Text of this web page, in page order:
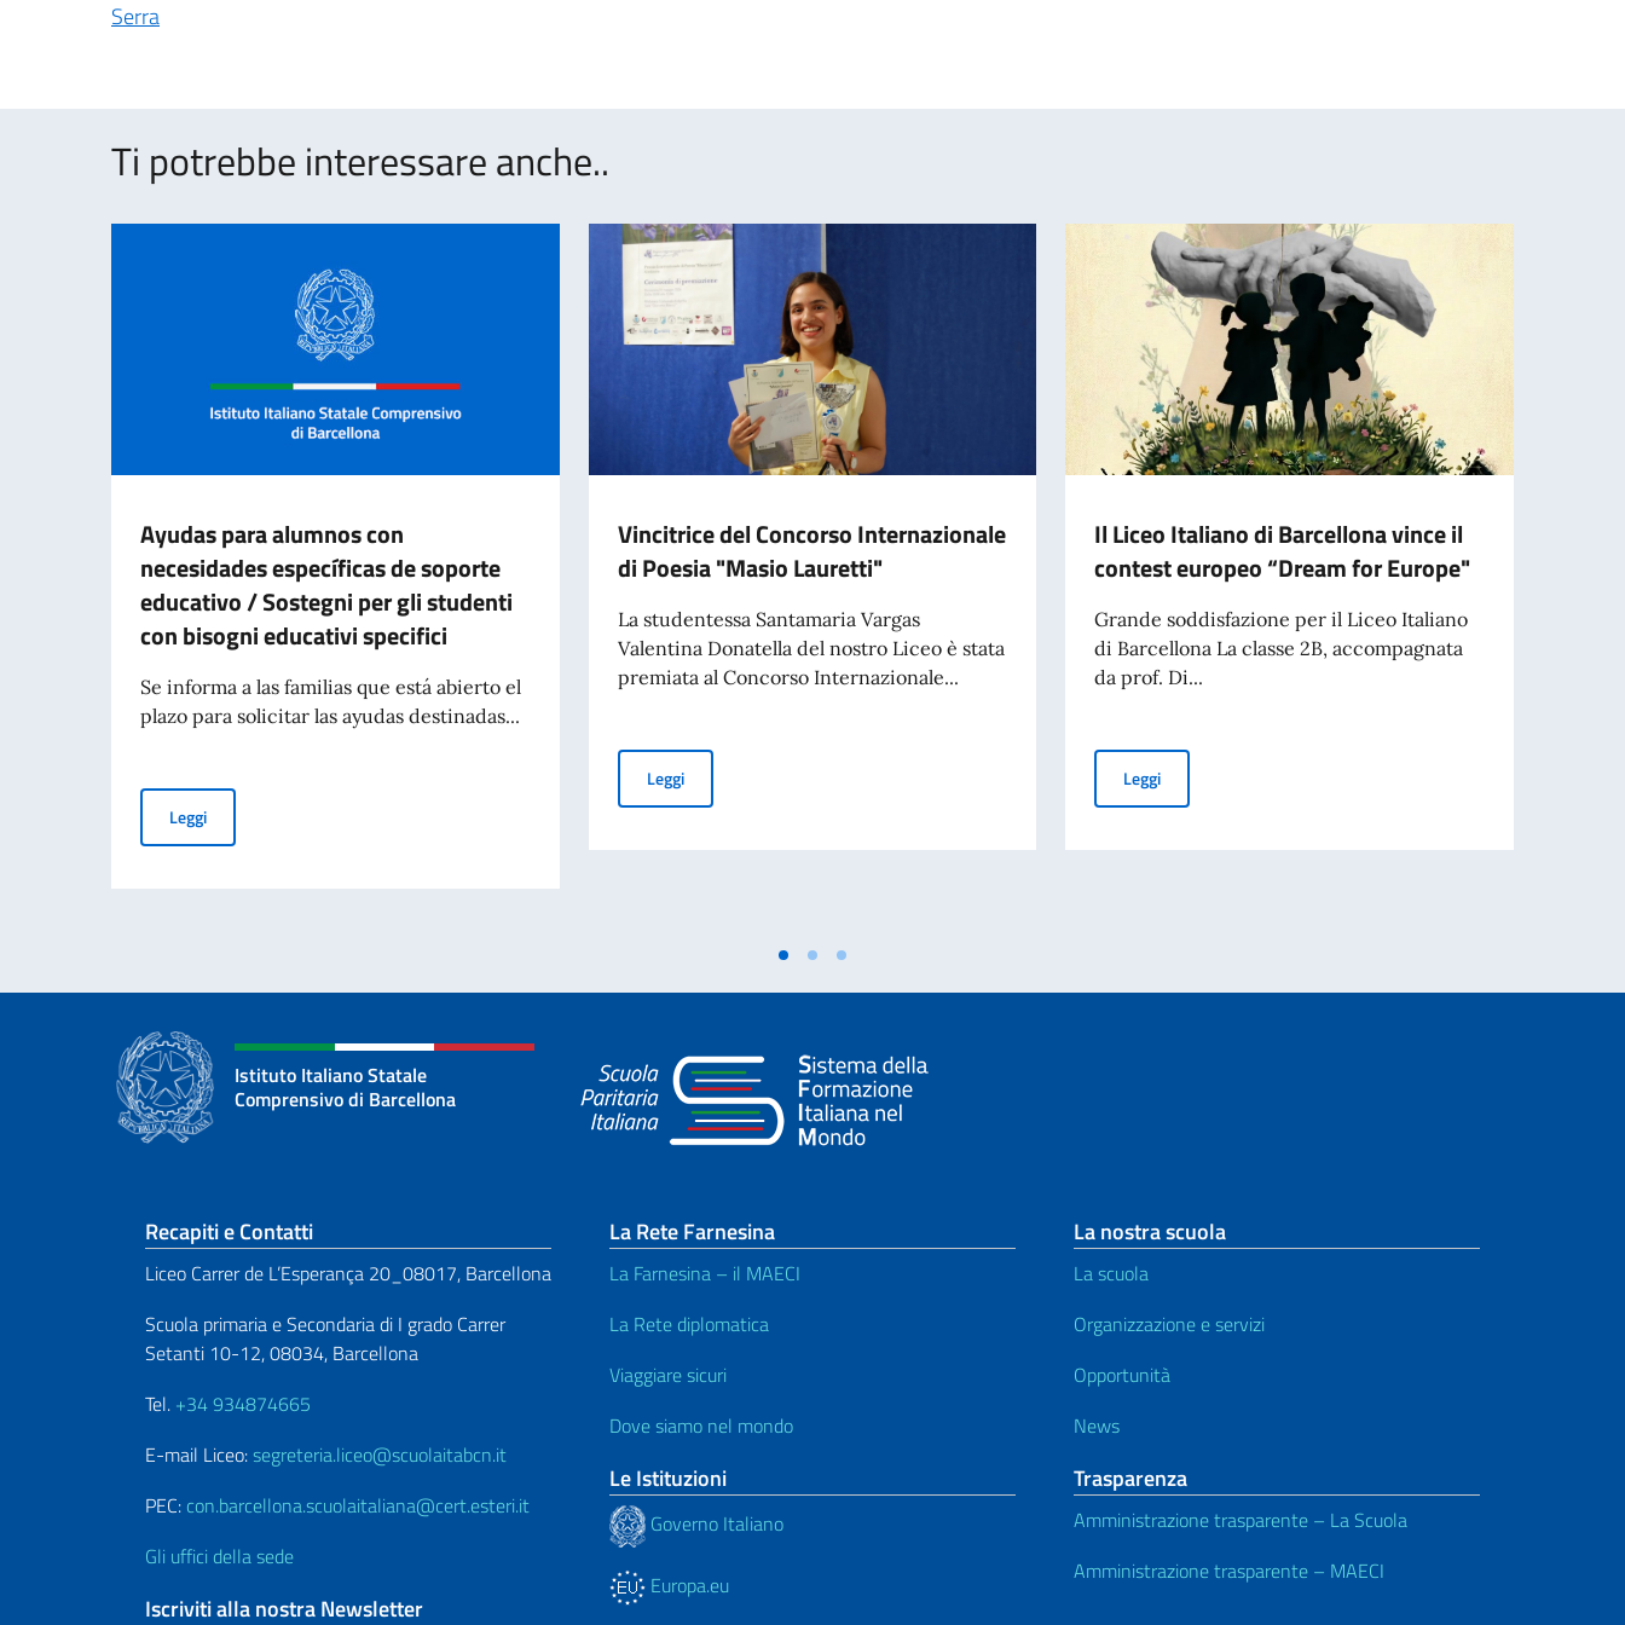
Serra
Ti potrebbe interessare anche..
Ayudas para alumnos con
necesidades específicas de soporte
educativo / Sostegni per gli studenti
con bisogni educativi specifici
Se informa a las familias que está abierto el
plazo para solicitar las ayudas destinadas...
LeggiAyudas para alumnos con necesidades específicas de soporte educativo / Sostegni per gli studenti con bisogni educativi specifici
Vincitrice del Concorso Internazionale
di Poesia "Masio Lauretti"
La studentessa Santamaria Vargas
Valentina Donatella del nostro Liceo è stata
premiata al Concorso Internazionale...
LeggiVincitrice del Concorso Internazionale di Poesia "Masio Lauretti"
Il Liceo Italiano di Barcellona vince il
contest europeo “Dream for Europe"
Grande soddisfazione per il Liceo Italiano
di Barcellona La classe 2B, accompagnata
da prof. Di...
LeggiIl Liceo Italiano di Barcellona vince il contest europeo “Dream
Istituto Italiano Statale
Comprensivo di Barcellona
Sezione footer
Recapiti e Contatti
Liceo Carrer de L’Esperança 20_08017, Barcellona
Scuola primaria e Secondaria di I grado Carrer
Setanti 10-12, 08034, Barcellona
Tel. +34 934874665
E-mail Liceo:segreteria.liceo@scuolaitabcn.it
PEC: con.barcellona.scuolaitaliana@cert.esteri.it
Gli uffici della sede
Iscriviti alla nostra Newsletter
La Rete Farnesina
La Farnesina – il MAECI
La Rete diplomatica
Viaggiare sicuri
Dove siamo nel mondo
Le Istituzioni
Governo Italiano
Europa.eu
La nostra scuola
La scuola
Organizzazione e servizi
Opportunità
News
Trasparenza
Amministrazione trasparente – La Scuola
Amministrazione trasparente – MAECI